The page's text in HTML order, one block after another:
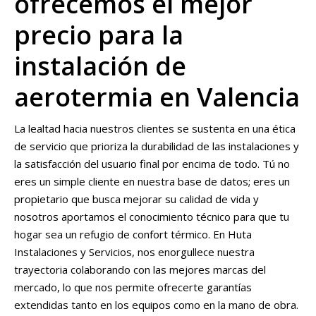
precio para la
instalación de
aerotermia en Valencia
La lealtad hacia nuestros clientes se sustenta en una ética
de servicio que prioriza la durabilidad de las instalaciones y
la satisfacción del usuario final por encima de todo. Tú no
eres un simple cliente en nuestra base de datos; eres un
propietario que busca mejorar su calidad de vida y
nosotros aportamos el conocimiento técnico para que tu
hogar sea un refugio de confort térmico. En Huta
Instalaciones y Servicios, nos enorgullece nuestra
trayectoria colaborando con las mejores marcas del
mercado, lo que nos permite ofrecerte garantías
extendidas tanto en los equipos como en la mano de obra.